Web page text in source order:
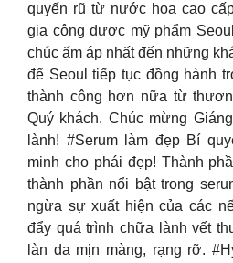
quyến rũ từ nước hoa cao
gia công dược mỹ phẩm
chúc ấm áp nhất đến những
để Seoul tiếp tục đồng hành
thành công hơn nữa từ
Quý khách. Chúc mừng
lành! #Serum làm đẹp Bí
minh cho phái đẹp! Thành
thành phần nổi bật trong
ngừa sự xuất hiện của các
đẩy quá trình chữa lành vết
làn da mịn màng, rạng rỡ.